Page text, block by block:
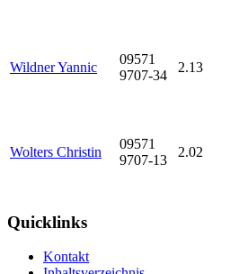
Wildner Yannic
09571
9707-34
2.13
Wolters Christin
09571
9707-13
2.02
Quicklinks
Kontakt